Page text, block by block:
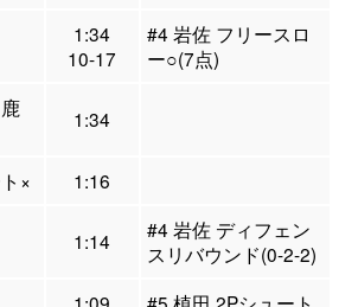
1:34
10-17
#4 岩佐 フリースロ
ー○(7点)
1:34
× 1:16
1:14
#4 岩佐 ディフェン
スリバウンド(0-2-2)